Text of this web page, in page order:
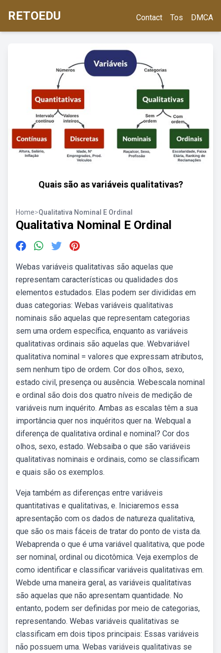
RETOEDU Contact Tos DMCA
Quais são as variáveis qualitativas?
Home>Qualitativa Nominal E Ordinal
Qualitativa Nominal E Ordinal
Webas variáveis qualitativas são aquelas que
representam características ou qualidades dos
elementos estudados. Elas podem ser divididas em
duas categorias: Webas variáveis qualitativas
nominais são aquelas que representam categorias
sem uma ordem específica, enquanto as variáveis
qualitativas ordinais são aquelas que. Webvariável
qualitativa nominal = valores que expressam atributos,
sem nenhum tipo de ordem. Cor dos olhos, sexo,
estado civil, presença ou ausência. Webescala nominal
e ordinal são dois dos quatro níveis de medição de
variáveis num inquérito. Ambas as escalas têm a sua
importância quer nos inquéritos quer na. Webqual a
diferença de qualitativa ordinal e nominal? Cor dos
olhos, sexo, estado. Websaiba o que são variáveis
qualitativas nominais e ordinais, como se classificam
e quais são os exemplos.
Veja também as diferenças entre variáveis
quantitativas e qualitativas, e. Iniciaremos essa
apresentação com os dados de natureza qualitativa,
que são os mais fáceis de tratar do ponto de vista da.
Webaprenda o que é uma variável qualitativa, que pode
ser nominal, ordinal ou dicotômica. Veja exemplos de
como identificar e classificar variáveis qualitativas em.
Webde uma maneira geral, as variáveis qualitativas
são aquelas que não apresentam quantidade. No
entanto, podem ser definidas por meio de categorias,
representando. Webas variáveis qualitativas se
classificam em dois tipos principais: Essas variáveis
não possuem uma. Webas variáveis qualitativas se